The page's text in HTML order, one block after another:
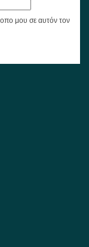
μου σε αυτόν τον